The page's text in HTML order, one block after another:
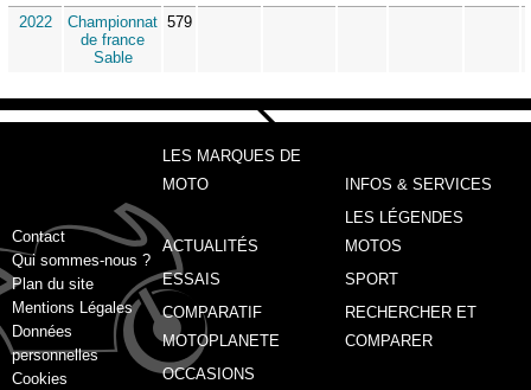
2022
Championnat
de france
Sable
579
Contact
Qui sommes-nous ?
Plan du site
Mentions Légales
Données
personnelles
Cookies
LES MARQUES DE
MOTO
INFOS & SERVICES
ACTUALITÉS
LES LÉGENDES
MOTOS
ESSAIS
SPORT
COMPARATIF
MOTOPLANETE
RECHERCHER ET
COMPARER
OCCASIONS